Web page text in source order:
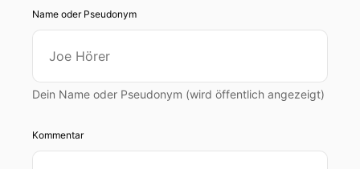
Name oder Pseudonym
Dein Name oder Pseudonym (wird öffentlich angezeigt)
Kommentar